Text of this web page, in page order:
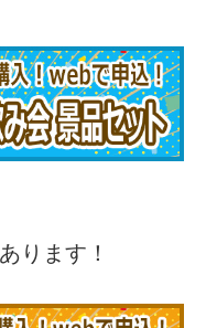
ります！